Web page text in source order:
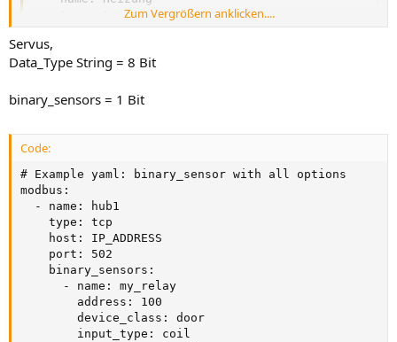
    delay: 10
    timeout: 20
    host: 192.168.5.80
    binary_sensors:
      - name: Q1
        scan_interval: 5
        count: 2
        unique_id: Pufferladepumpe
Wenn ich die Konfig prüfe, kommt das hier:
Ich kann nicht erkennen, was ich falsch mache. Mehrfach habe ich
die Anleitung vonHA-Modbus-Seite
Zum Vergrößern anklicken....
Servus,
Data_Type String = 8 Bit
binary_sensors = 1 Bit
Code:
# Example yaml: binary_sensor with all options
modbus:
  - name: hub1
    type: tcp
    host: IP_ADDRESS
    port: 502
    binary_sensors:
      - name: my_relay
        address: 100
        device_class: door
        input_type: coil